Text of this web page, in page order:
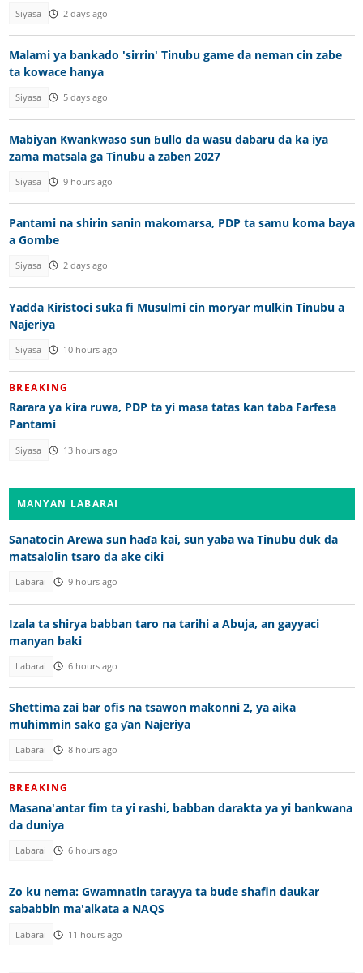
Siyasa 2 days ago
Malami ya bankado 'sirrin' Tinubu game da neman cin zabe
ta kowace hanya
Siyasa 5 days ago
Mabiyan Kwankwaso sun ɓullo da wasu dabaru da ka iya
zama matsala ga Tinubu a zaben 2027
Siyasa 9 hours ago
Pantami na shirin sanin makomarsa, PDP ta samu koma baya
a Gombe
Siyasa 2 days ago
Yadda Kiristoci suka fi Musulmi cin moryar mulkin Tinubu a
Najeriya
Siyasa 10 hours ago
BREAKING
Rarara ya kira ruwa, PDP ta yi masa tatas kan taba Farfesa
Pantami
Siyasa 13 hours ago
MANYAN LABARAI
Sanatocin Arewa sun haɗa kai, sun yaba wa Tinubu duk da
matsalolin tsaro da ake ciki
Labarai 9 hours ago
Izala ta shirya babban taro na tarihi a Abuja, an gayyaci
manyan baki
Labarai 6 hours ago
Shettima zai bar ofis na tsawon makonni 2, ya aika
muhimmin sako ga ƴan Najeriya
Labarai 8 hours ago
BREAKING
Masana'antar fim ta yi rashi, babban darakta ya yi bankwana
da duniya
Labarai 6 hours ago
Zo ku nema: Gwamnatin tarayya ta bude shafin daukar
sababbin ma'aikata a NAQS
Labarai 11 hours ago